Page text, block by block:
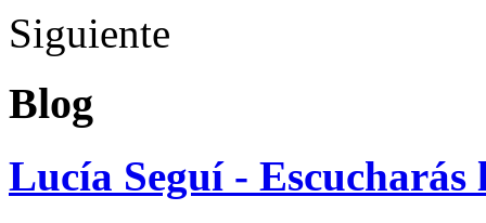
Siguiente
Blog
Lucía Seguí - Escucharás